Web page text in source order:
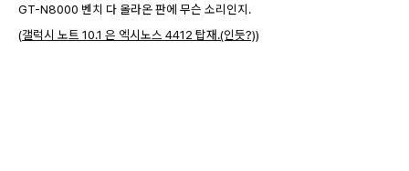
GT-N8000 벤치 다 올라온 판에 무슨 소리인지.
(갤럭시 노트 10.1 은 엑시노스 4412 탑재.(인듯?))